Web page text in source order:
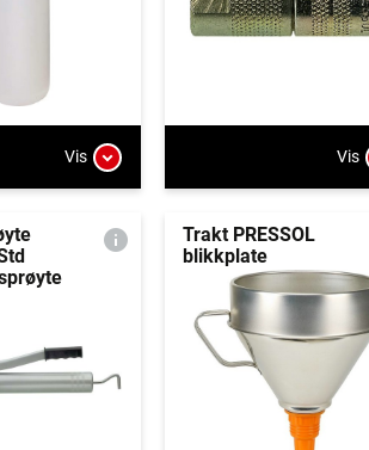
Vis Vis
Trakt PRESSOL
blikkplate